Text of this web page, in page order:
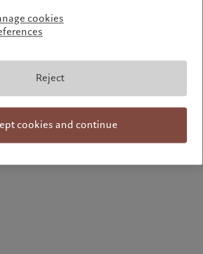
cookies
Reject
cookies and continue